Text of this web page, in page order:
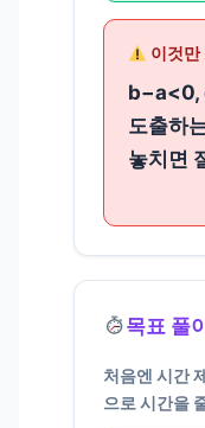
이것만
b−a<0,
도출하
놓치면
목표 풀
처음엔 시간
으로 시간을